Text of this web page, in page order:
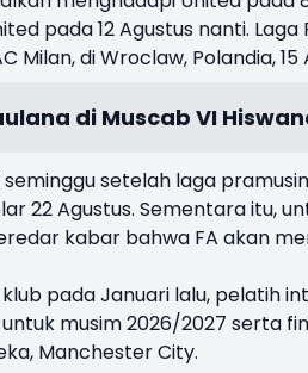
pada 12 Agustus nanti.
Milan, di Wroclaw, Polandia,
di Muscab VI
setelah laga
22 Agustus. Sementara itu,
kabar bahwa FA akan
pada Januari lalu, pelatih
musim 2026/2027 serta
Manchester City.